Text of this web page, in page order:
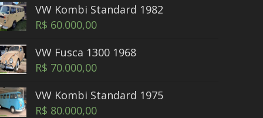
VW Kombi Standard 1982
R$ 60.000,00
VW Fusca 1300 1968
R$ 70.000,00
VW Kombi Standard 1975
R$ 80.000,00